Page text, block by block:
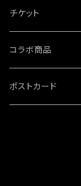
チケット
コラボ商品
ポストカード